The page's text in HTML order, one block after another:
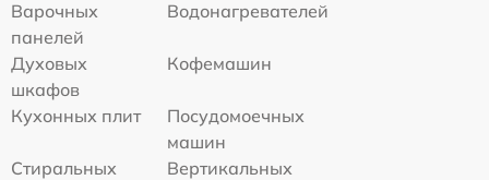
Варочных
панелей
Водонагревателей
Духовых
шкафов
Кофемашин
Кухонных плит
Посудомоечных
машин
Стиральных
Вертикальных